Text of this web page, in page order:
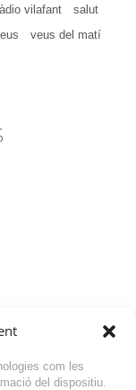
com les
del dispositiu.
vilafant
salut
veus del matí